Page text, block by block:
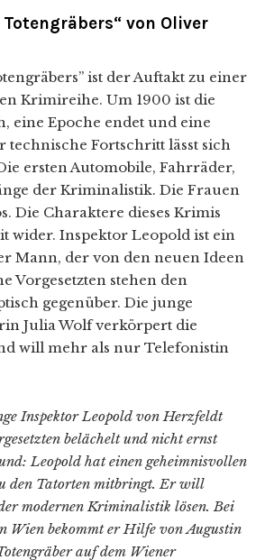
Totengräbers“ von Oliver
ist der Auftakt zu einer
Krimireihe. Um 1900 ist die
eine Epoche endet und eine
technische Fortschritt lässt sich
ersten Automobile, Fahrräder,
der Kriminalistik. Die Frauen
Die Charaktere dieses Krimis
wider. Inspektor Leopold ist ein
Mann, der von den neuen Ideen
Vorgesetzten stehen den
gegenüber. Die junge
Julia Wolf verkörpert die
will mehr als nur Telefonistin
Inspektor Leopold von Herzfeldt
belächelt und nicht ernst
Leopold hat einen geheimnisvollen
den Tatorten mitbringt. Er will
modernen Kriminalistik lösen. Bei
Wien bekommt er Hilfe von Augustin
auf dem Wiener